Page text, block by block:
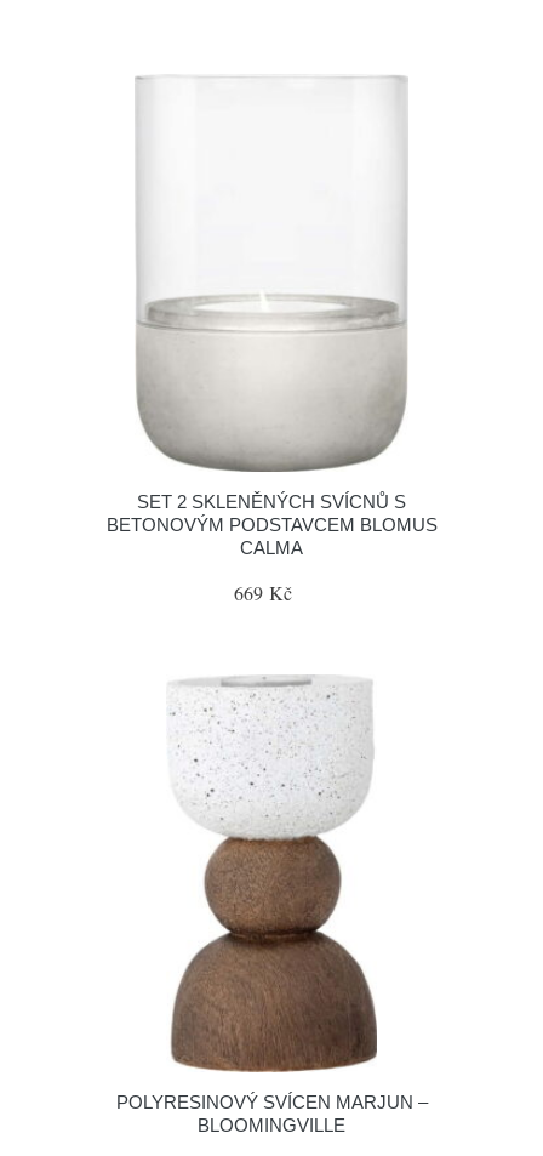
SET 2 SKLENĚNÝCH SVÍCNŮ S
BETONOVÝM PODSTAVCEM BLOMUS
CALMA
669 Kč
POLYRESINOVÝ SVÍCEN MARJUN –
BLOOMINGVILLE